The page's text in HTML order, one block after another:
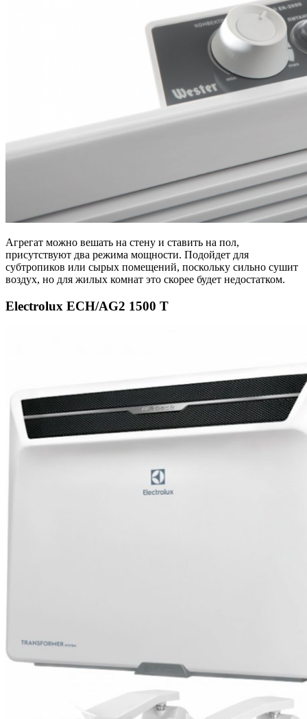
Агрегат можно вешать на стену и ставить на пол,
присутствуют два режима мощности. Подойдет для
субтропиков или сырых помещений, поскольку сильно сушит
воздух, но для жилых комнат это скорее будет недостатком.
Electrolux ECH/AG2 1500 T